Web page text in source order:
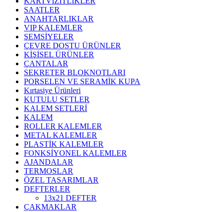
SAATLER
ANAHTARLIKLAR
VIP KALEMLER
ŞEMSİYELER
ÇEVRE DOSTU ÜRÜNLER
KİŞİSEL ÜRÜNLER
ÇANTALAR
SEKRETER BLOKNOTLARI
PORSELEN VE SERAMİK KUPA
Kırtasiye Ürünleri
KUTULU SETLER
KALEM SETLERİ
KALEM
ROLLER KALEMLER
METAL KALEMLER
PLASTİK KALEMLER
FONKSİYONEL KALEMLER
AJANDALAR
TERMOSLAR
ÖZEL TASARIMLAR
DEFTERLER
13x21 DEFTER
ÇAKMAKLAR